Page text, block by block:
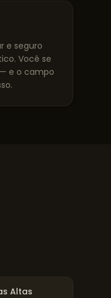
e seguro
Você se
e o campo
Altas